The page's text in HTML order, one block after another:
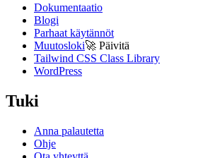
Dokumentaatio
Blogi
Parhaat käytännöt
Muutosloki🚀 Päivitä
Tailwind CSS Class Library
WordPress
Tuki
Anna palautetta
Ohje